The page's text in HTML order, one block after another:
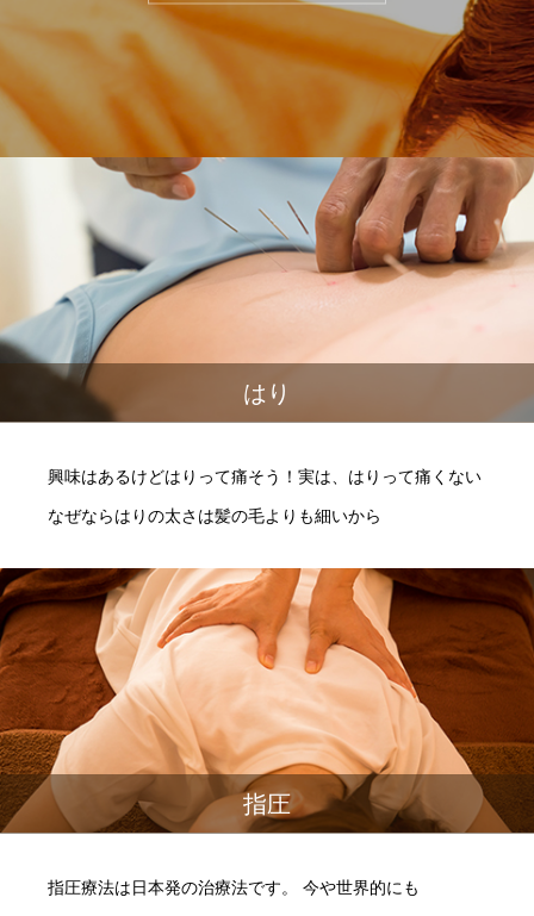
はり
興味はあるけどはりって痛そう！実は、はりって痛くない
なぜならはりの太さは髪の毛よりも細いから
指圧
指圧療法は日本発の治療法です。 今や世界的にも